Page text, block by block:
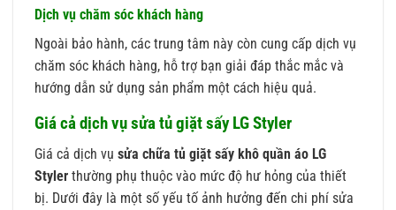
Dịch vụ chăm sóc khách hàng
Ngoài bảo hành, các trung tâm này còn cung cấp dịch vụ
chăm sóc khách hàng, hỗ trợ bạn giải đáp thắc mắc và
hướng dẫn sử dụng sản phẩm một cách hiệu quả.
Giá cả dịch vụ sửa tủ giặt sấy LG Styler
Giá cả dịch vụ sửa chữa tủ giặt sấy khô quần áo LG
Styler thường phụ thuộc vào mức độ hư hỏng của thiết
bị. Dưới đây là một số yếu tố ảnh hưởng đến chi phí sửa